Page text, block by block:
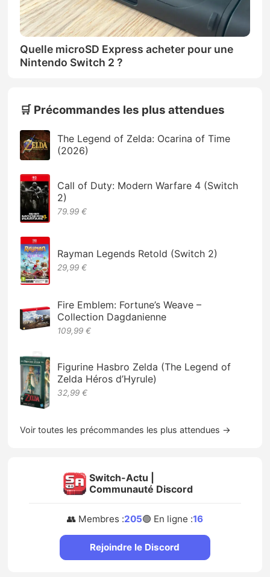
Quelle microSD Express acheter pour une
Nintendo Switch 2 ?
🛒 Précommandes les plus attendues
The Legend of Zelda: Ocarina of Time
(2026)
Call of Duty: Modern Warfare 4 (Switch
2)
79.99 €
Rayman Legends Retold (Switch 2)
29,99 €
Fire Emblem: Fortune’s Weave –
Collection Dagdanienne
109,99 €
Figurine Hasbro Zelda (The Legend of
Zelda Héros d’Hyrule)
32,99 €
Voir toutes les précommandes les plus attendues →
Switch-Actu |
Communauté Discord
👥 Membres :205🟢 En ligne :16
Rejoindre le Discord